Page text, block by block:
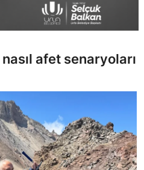
afet senaryoları